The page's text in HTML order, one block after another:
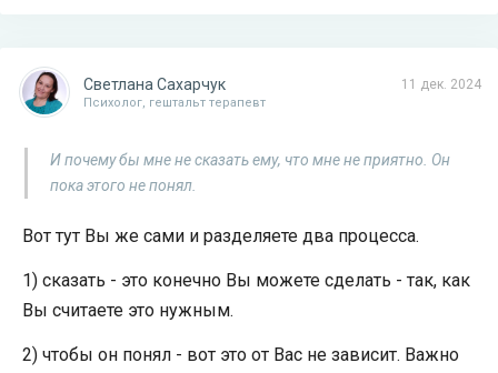
11 дек. 2024
Светлана Сахарчук
Психолог, гештальт терапевт
И почему бы мне не сказать ему, что мне не приятно. Он
пока этого не понял.
Вот тут Вы же сами и разделяете два процесса.
1) сказать - это конечно Вы можете сделать - так, как
Вы считаете это нужным.
2) чтобы он понял - вот это от Вас не зависит. Важно